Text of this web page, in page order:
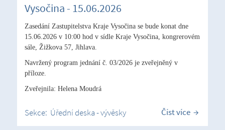
Vysočina - 15.06.2026
Zasedání Zastupitelstva Kraje Vysočina se bude konat dne
15.06.2026 v 10:00 hod v sídle Kraje Vysočina, kongrerovém
sále, Žižkova 57, Jihlava.
Navržený program jednání č. 03/2026 je zveřejněný v
příloze.
Zveřejnila: Helena Moudrá
Sekce: Úřední deska - vývěsky Číst více